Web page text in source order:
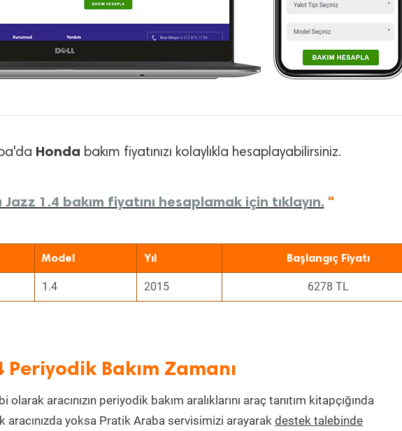
Honda bakım fiyatınızı kolaylıkla hesaplayabilirsiniz.
Jazz 1.4 bakım fiyatını hesaplamak için tıklayın. "
Model Yıl Başlangıç Fiyatı
1.4 2015 6278 TL
Periyodik Bakım Zamanı
olarak aracınızın periyodik bakım aralıklarını araç tanıtım kitapçığında
aracınızda yoksa Pratik Araba servisimizi arayarak destek talebinde